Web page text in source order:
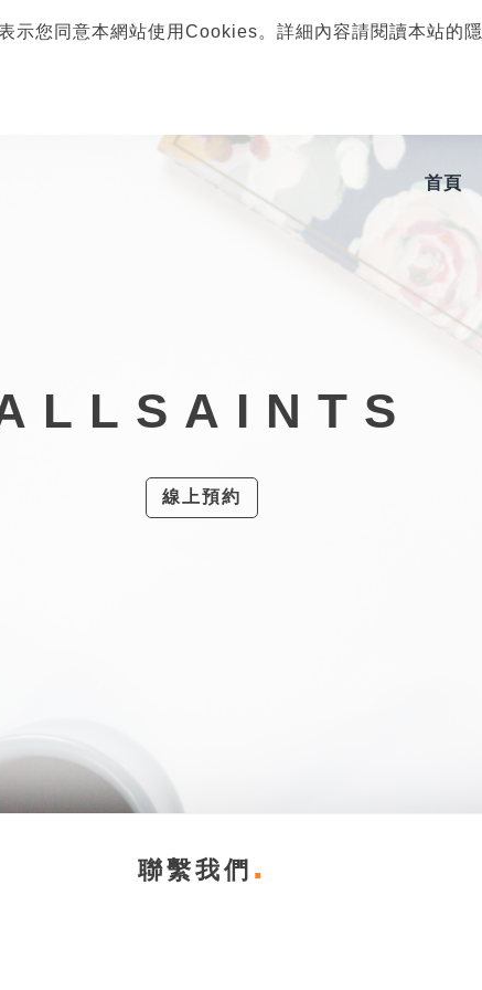
示您同意本網站使用Cookies。詳細內容請閱讀本站的隱
首頁
線上預約
聯繫我們